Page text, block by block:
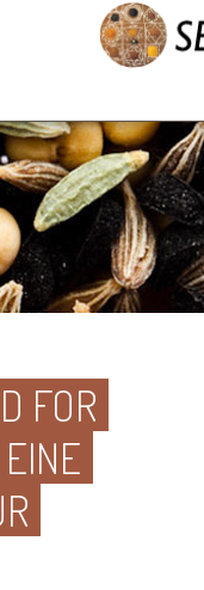
FOR